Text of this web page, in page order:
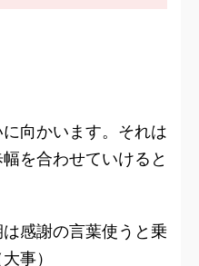
向かいます。それは
を合わせていけると
感謝の言葉使うと乗
事）